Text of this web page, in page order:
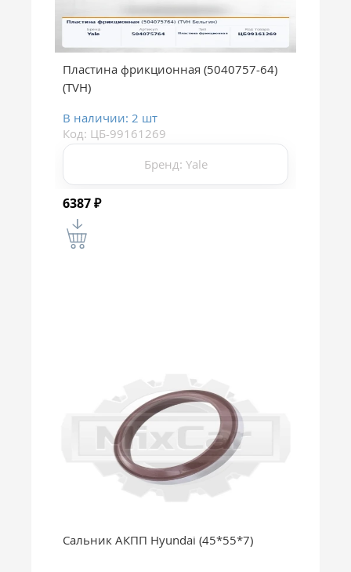
Пластина фрикционная (5040757-64)
(TVH)
В наличии: 2 шт
Код: ЦБ-99161269
Бренд: Yale
6387₽
Сальник АКПП Hyundai (45*55*7)